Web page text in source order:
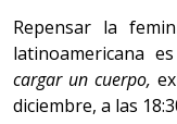
Repensar la
latinoamericana
cargar un cuerpo,
diciembre, a las